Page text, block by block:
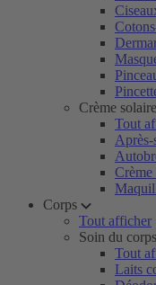
Crème
Tout
Après-
Crème
Corps
Tout afficher
Soin du corps
Tout
Laits